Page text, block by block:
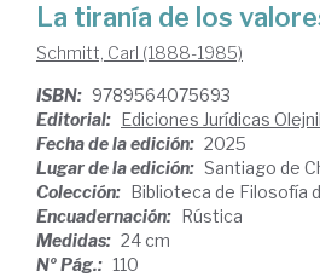
La tiranía de los
Schmitt, Carl (1888-1985)
ISBN: 9789564075693
Editorial: Ediciones Jurídicas
Fecha de la edición: 2025
Lugar de la edición: Santiago de
Colección: Biblioteca de Filosofía
Encuadernación: Rústica
Medidas: 24 cm
Nº Pág.: 110